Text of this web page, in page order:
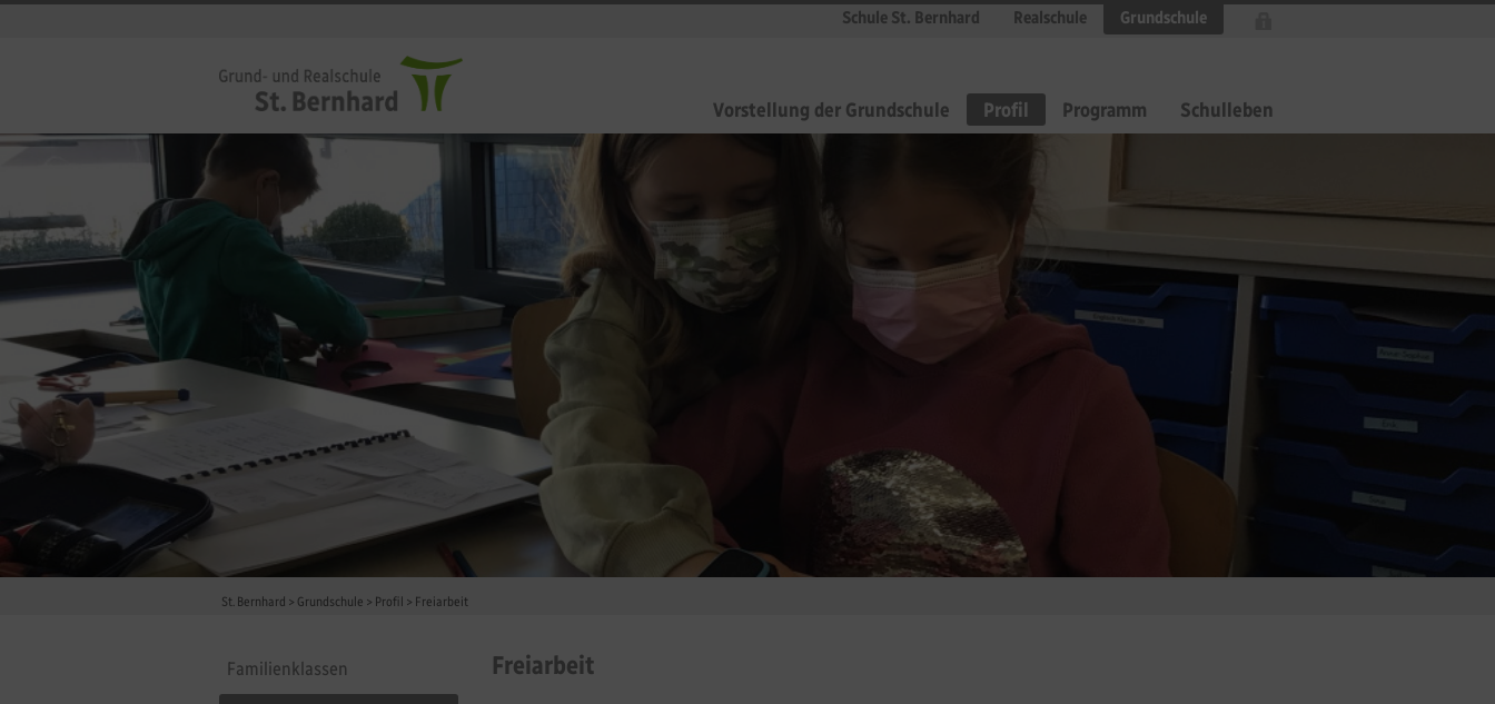
Schule St. Bernhard Realschule Grundschule
Vorstellung der Grundschule Profil Programm Schulleben
St. Bernhard > Grundschule > Profil > Freiarbeit
Familienklassen Freiarbeit